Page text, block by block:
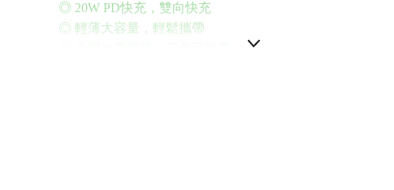
◎ 20W PD快充，雙向快充
◎ 輕薄大容量，輕鬆攜帶